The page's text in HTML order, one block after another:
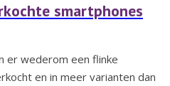
smartphones
er wederom een flinke
en in meer varianten dan